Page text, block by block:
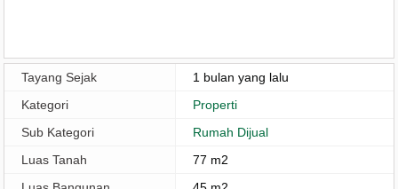
Tayang Sejak
1 bulan yang lalu
Kategori
Properti
Sub Kategori
Rumah Dijual
Luas Tanah
77 m2